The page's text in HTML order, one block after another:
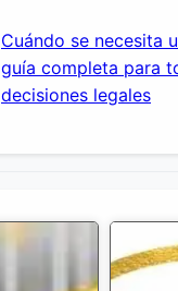
Cuándo se necesita
guía completa para
decisiones legales